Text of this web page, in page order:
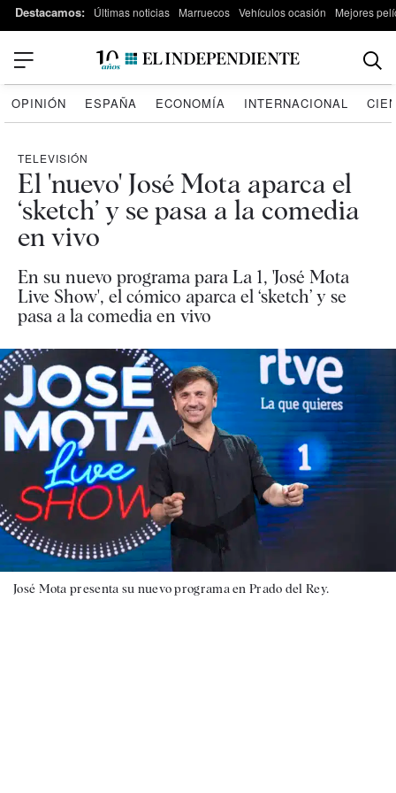
Destacamos: Últimas noticias Marruecos Vehículos ocasión Mejores
OPINIÓN ESPAÑA ECONOMÍA INTERNACIONAL
TELEVISIÓN
El 'nuevo' José Mota aparca el
‘sketch’ y se pasa a la comedia
en vivo
En su nuevo programa para La 1, 'José Mota
Live Show', el cómico aparca el ‘sketch’ y se
pasa a la comedia en vivo
José Mota presenta su nuevo programa en Prado del Rey.